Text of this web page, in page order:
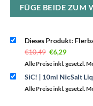
FÜGE BEIDE
Dieses Produkt:
€10,49 Ursprünglicher
Preis
war:
€10,49
€6,29Aktueller
ist:
€6,29.
Alle Preise inkl. gesetzl.
SiC! | 10ml NicSalt
Alle Preise inkl. gesetzl.